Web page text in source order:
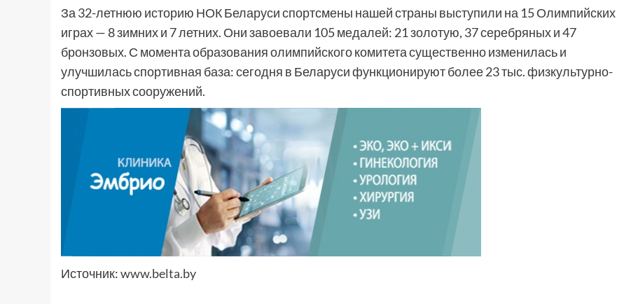
За 32-летнюю историю НОК Беларуси спортсмены нашей страны выступили на 15 Олимпийских
играх — 8 зимних и 7 летних. Они завоевали 105 медалей: 21 золотую, 37 серебряных и 47
бронзовых. С момента образования олимпийского комитета существенно изменилась и
улучшилась спортивная база: сегодня в Беларуси функционируют более 23 тыс. физкультурно-
спортивных сооружений.
Источник:www.belta.by